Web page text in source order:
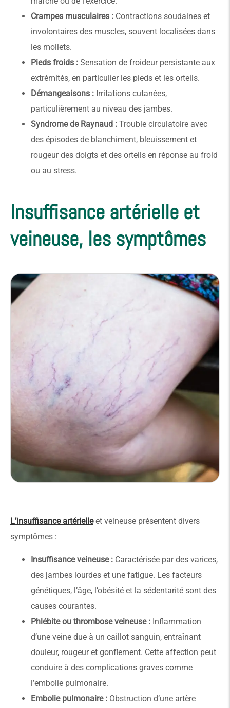
Crampes musculaires : Contractions soudaines et
involontaires des muscles, souvent localisées dans
les mollets.
Pieds froids : Sensation de froideur persistante aux
extrémités, en particulier les pieds et les orteils.
Démangeaisons : Irritations cutanées,
particulièrement au niveau des jambes.
Syndrome de Raynaud : Trouble circulatoire avec
des épisodes de blanchiment, bleuissement et
rougeur des doigts et des orteils en réponse au froid
ou au stress.
Insuffisance artérielle et
veineuse, les symptômes
L’insuffisance artérielleet veineuse présentent divers
symptômes :
Insuffisance veineuse : Caractérisée par des varices,
des jambes lourdes et une fatigue. Les facteurs
génétiques, l’âge, l’obésité et la sédentarité sont des
causes courantes.
Phlébite ou thrombose veineuse : Inflammation
d’une veine due à un caillot sanguin, entraînant
douleur, rougeur et gonflement. Cette affection peut
conduire à des complications graves comme
l’embolie pulmonaire.
Embolie pulmonaire : Obstruction d’une artère